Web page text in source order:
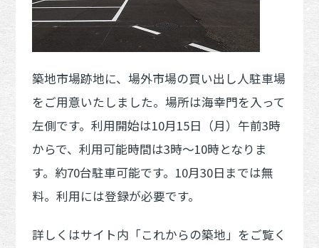
築地市場跡地に、場外市場の買い出し人駐車場
をご用意いたしました。場所は海幸門を入って
左側です。利用開始は10月15日（月）午前3時
からで、利用可能時間は3時～10時となりま
す。約70台駐車可能です。10月30日までは無
料。利用には登録が必要です。
詳しくはサイト内「これからの築地」をご覧く